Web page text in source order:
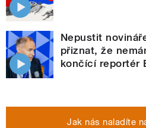
Nepustit
přiznat, že
končící reportér
Jak nás naladíte